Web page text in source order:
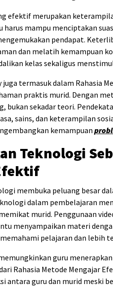
efektif merupakan
harus mampu menciptakan
pendapat.
dan melatih kemampuan
kelas sekaligus
juga termasuk dalam Rahasia
praktis murid. Dengan
bukan sekadar teori.
sains, dan keterampilan
kemampuan
Teknologi
membuka peluang besar
dalam pembelajaran
murid. Penggunaan
menyampaikan materi
pelajaran dan lebih
guru
Rahasia Metode Mengajar
antara guru dan murid meski